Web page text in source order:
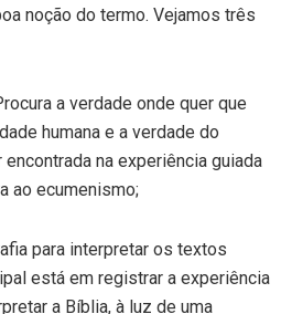
noção do termo. Vejamos três
a verdade onde quer que
humana e a verdade do
na experiência guiada
ao ecumenismo;
para interpretar os textos
está em registrar a experiência
a Bíblia, à luz de uma